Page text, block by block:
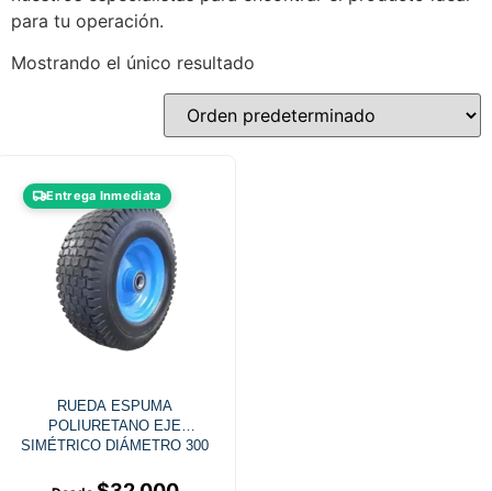
para tu operación.
Mostrando el único resultado
Entrega Inmediata
RUEDA ESPUMA
POLIURETANO EJE
SIMÉTRICO DIÁMETRO 300